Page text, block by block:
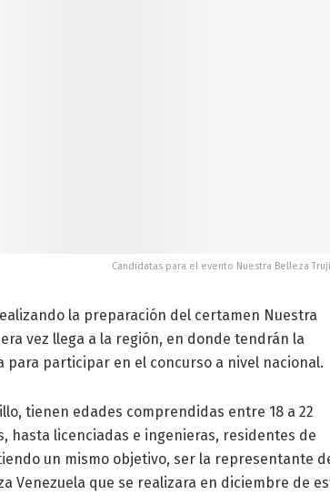
Candidatas para el evento Nuestra Belleza
la preparación del certamen Nuestra
vez llega a la región, en donde tendrán la
participar en el concurso a nivel nacional.
tienen edades comprendidas entre 18 a 22
hasta licenciadas e ingenieras, residentes de
un mismo objetivo, ser la representante
Venezuela que se realizara en diciembre de